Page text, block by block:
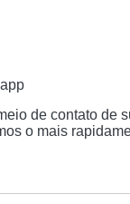
de contato de
o mais